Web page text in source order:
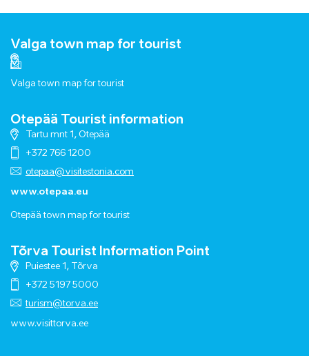
Valga town map for tourist
Valga town map for tourist
Otepää Tourist information
Tartu mnt 1, Otepää
+372 766 1200
otepaa@visitestonia.com
www.otepaa.eu
Otepää town map for tourist
Tõrva Tourist Information Point
Puiestee 1, Tõrva
+372 5197 5000
turism@torva.ee
www.visittorva.ee